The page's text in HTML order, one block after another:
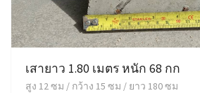
เสายาว 1.80 เมตร หนัก 68 กก
สูง 12 ซม / กว้าง 15 ซม / ยาว 180 ซม